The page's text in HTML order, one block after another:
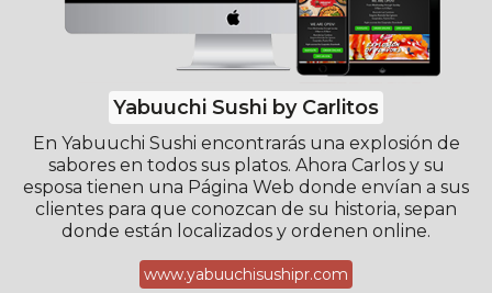
Yabuuchi Sushi by Carlitos
En Yabuuchi Sushi encontrarás una explosión de
sabores en todos sus platos. Ahora Carlos y su
esposa tienen una Página Web donde envían a sus
clientes para que conozcan de su historia, sepan
donde están localizados y ordenen online.
www.yabuuchisushipr.com